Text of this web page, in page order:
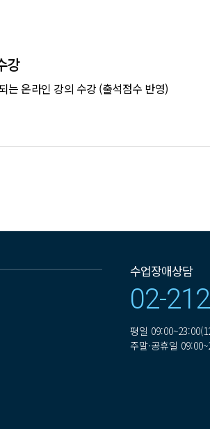
강
는 온라인 강의 수강 (출석점수 반영)
수업장애상담
02-
평일
주말·공휴일